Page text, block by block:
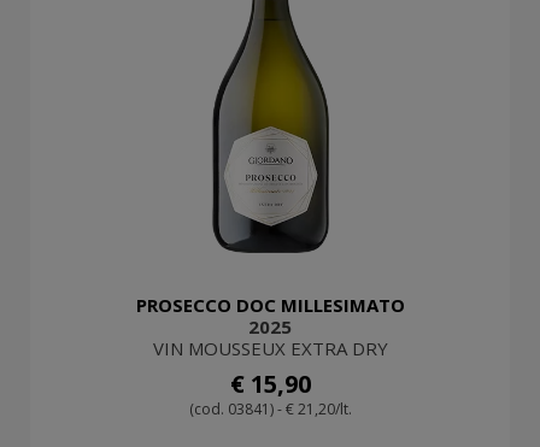
PROSECCO DOC MILLESIMATO
2025
VIN MOUSSEUX EXTRA DRY
€ 15,90
(cod. 03841) - € 21,20/lt.